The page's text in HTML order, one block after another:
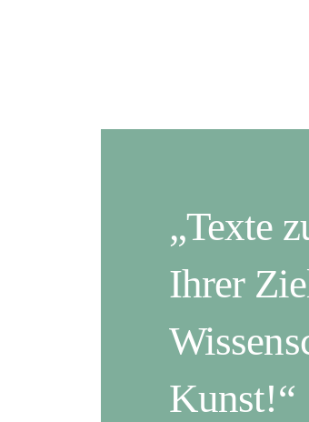
„Texte
Ihrer
Kunst!“